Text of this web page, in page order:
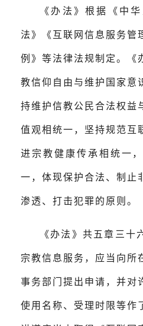
《办法》根据《中
法》《互联网信息服务管
例》等法律法规制定。《
教信仰自由与维护国家意
持维护信教公民合法权益
值观相统一，坚持规范互
进宗教健康传承相统一
一，体现保护合法、制止
渗透、打击犯罪的原则。
《办法》共五章三十
宗教信息服务，应当向所
事务部门提出申请，并对
使用名称、受理时限等作